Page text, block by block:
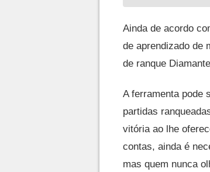
Ainda de acordo
de aprendizado de
de ranque
A ferramenta pode
partidas
vitória ao lhe
contas, ainda é
mas quem nunca